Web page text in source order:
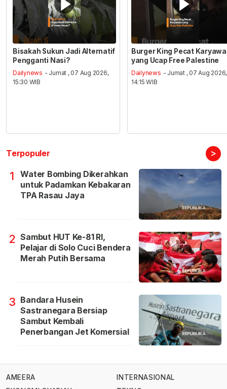
Bisakah Sukun Jadi Alternatif
Pengganti Nasi?
Dailynews - Jumat , 07 Aug 2026,
15:30 WIB
Burger King Pecat
yang Ucap Free Palestine
Dailynews - Jumat , 07 Aug 2026,
14:15 WIB
Terpopuler >
1
Water Bombing Dikerahkan
untuk Padamkan Kebakaran
TPA Rasau Jaya
2 Sambut HUT Ke-81 RI,
Pelajar di Solo Cuci Bendera
Merah Putih Bersama
3 Bandara Husein
Sastranegara Bersiap
Sambut Kembali
Penerbangan Jet Komersial
AMEERA
INTERNASIONAL